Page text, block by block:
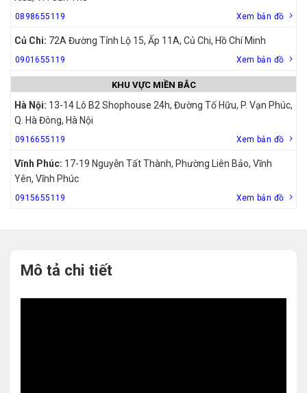
0898655119 Xem bản đồ
Củ Chi: 72A Đường Tỉnh Lộ 15, Ấp 11A, Củ Chi, Hồ Chí Minh
0901655119 Xem bản đồ
KHU VỰC MIỀN BẮC
Hà Nội: 13-14 Lô B2 Shophouse 24h, Đường Tố Hữu, P. Vạn Phúc,
Q. Hà Đông, Hà Nội
0916655119 Xem bản đồ
Vĩnh Phúc: 17-19 Nguyễn Tất Thành, Phường Liên Bảo, Vĩnh
Yên, Vĩnh Phúc
0915655119 Xem bản đồ
Mô tả chi tiết